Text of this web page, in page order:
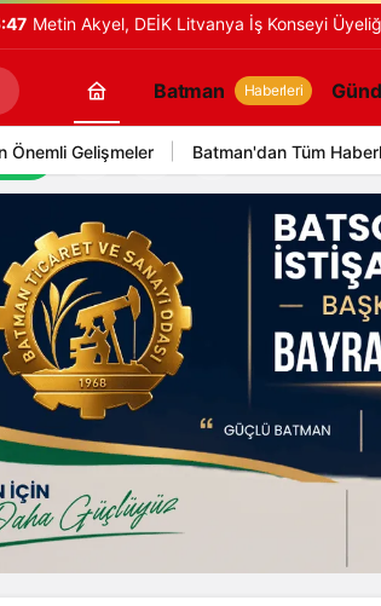
Metin Akyel, DEİK Litvanya İş Konseyi
Batman Haberleri
Önemli Gelişmeler Batman'dan Tüm